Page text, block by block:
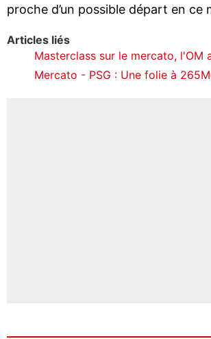
proche d’un possible départ en ce
Articles liés
Masterclass sur le mercato, l'OM
Mercato - PSG : Une folie à